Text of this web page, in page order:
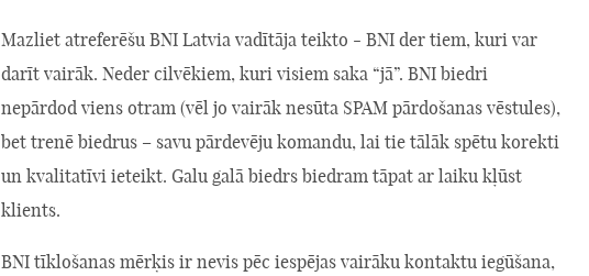
Mazliet atreferēšu BNI Latvia vadītāja teikto - BNI der tiem, kuri var
darīt vairāk. Neder cilvēkiem, kuri visiem saka “jā”. BNI biedri
nepārdod viens otram (vēl jo vairāk nesūta SPAM pārdošanas vēstules),
bet trenē biedrus – savu pārdevēju komandu, lai tie tālāk spētu korekti
un kvalitatīvi ieteikt. Galu galā biedrs biedram tāpat ar laiku kļūst
klients.
BNI tīklošanas mērķis ir nevis pēc iespējas vairāku kontaktu iegūšana,